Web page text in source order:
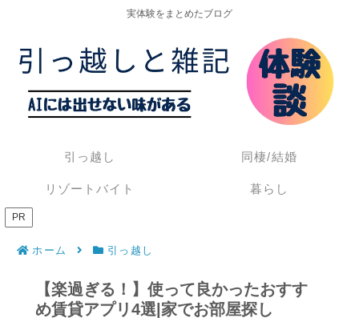
実体験をまとめたブログ
引っ越し 同棲/結婚
リゾートバイト 暮らし
PR
ホーム 引っ越し
【楽過ぎる！】使って良かったおすす
め賃貸アプリ4選|家でお部屋探し